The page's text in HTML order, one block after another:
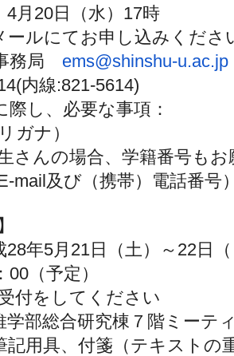
4月20日（水）17時
ールにてお申し込みくださ
務局 ems@shinshu-u.ac.jp
内線:821-5614)
際し、必要な事項：
ガナ）
さんの場合、学籍番号も
mail及び（携帯）電話番号
28年5月21日（土）～22日
（予定）
付をしてください
学部総合研究棟７階ミーテ
記用具、付箋（テキストの